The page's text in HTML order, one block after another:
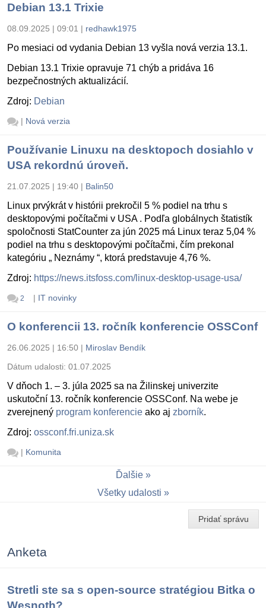
Debian 13.1 Trixie
08.09.2025 | 09:01 | redhawk1975
Po mesiaci od vydania Debian 13 vyšla nová verzia 13.1.
Debian 13.1 Trixie opravuje 71 chýb a pridáva 16
bezpečnostných aktualizácií.
Zdroj: Debian
| Nová verzia
Používanie Linuxu na desktopoch dosiahlo v
USA rekordnú úroveň.
21.07.2025 | 19:40 | Balin50
Linux prvýkrát v histórii prekročil 5 % podiel na trhu s
desktopovými počítačmi v USA . Podľa globálnych štatistík
spoločnosti StatCounter za jún 2025 má Linux teraz 5,04 %
podiel na trhu s desktopovými počítačmi, čím prekonal
kategóriu „ Neznámy “, ktorá predstavuje 4,76 %.
Zdroj: https://news.itsfoss.com/linux-desktop-usage-usa/
2 | IT novinky
O konferencii 13. ročník konferencie OSSConf
26.06.2025 | 16:50 | Miroslav Bendík
Dátum udalosti: 01.07.2025
V dňoch 1. – 3. júla 2025 sa na Žilinskej univerzite
uskutoční 13. ročník konferencie OSSConf. Na webe je
zverejnený program konferencie ako aj zborník.
Zdroj: ossconf.fri.uniza.sk
| Komunita
Ďalšie
Všetky udalosti
Pridať správu
Anketa
Stretli ste sa s open-source stratégiou Bitka o
Wesnoth?